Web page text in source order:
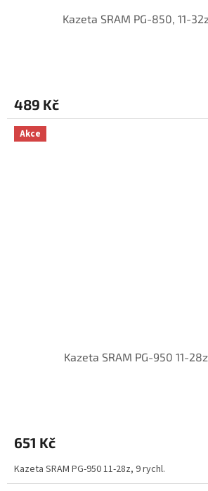
Kazeta SRAM PG-850, 11-
489 Kč
Akce
Kazeta SRAM PG-950 11-
651 Kč
Kazeta SRAM PG-950 11-28z, 9 rychl.